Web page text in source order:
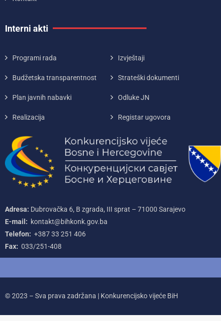
Interni akti
Programi rada Izvještaji
Budžetska transparentnost Strateški dokumenti
Plan javnih nabavki Odluke JN
Realizacija Registar ugovora
Adresa: Dubrovačka 6, B zgrada, III sprat – 71000‌ Sarajevo
E-mail: kontakt@bihkonk.gov.ba
Telefon: +387‌ 33‌ 251‌ 406
Fax: 033/251-408
© 2023 – Sva prava zadržana | Konkurencijsko vijeće BiH